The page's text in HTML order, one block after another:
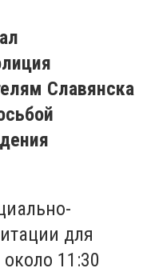
Славянска
для
11:30